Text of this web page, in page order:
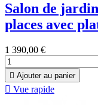
Salon de
places avec
1 390,00 €
 Ajouter au panier
 Vue rapide